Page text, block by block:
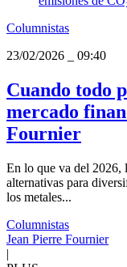
Columnistas
23/02/2026
09:40
Cuando todo
mercado
Fournier
En lo que va del 2026,
alternativas para
los metales...
Columnistas
Jean Pierre Fournier
|